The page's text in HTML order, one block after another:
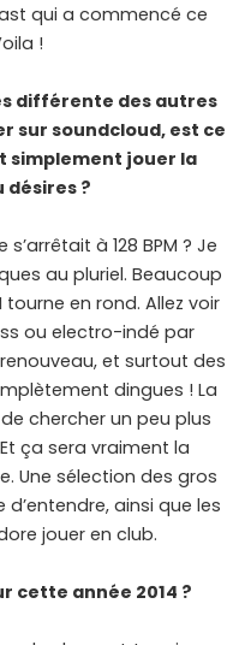
qui a commencé ce
!
différente des autres
sur soundcloud, est ce
simplement jouer la
désires ?
à 128 BPM ? Je
au pluriel. Beaucoup
tourne en rond. Allez voir
ou electro-indé par
et surtout des
dingues ! La
chercher un peu plus
ça sera vraiment la
Une sélection des gros
d’entendre, ainsi que les
jouer en club.
cette année 2014 ?